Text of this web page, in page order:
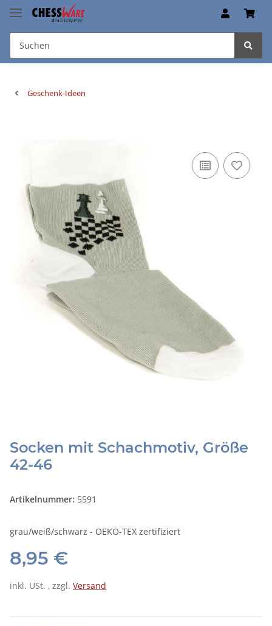
Geschenk-Ideen
Socken mit Schachmotiv, Größe
42-46
Artikelnummer: 5591
grau/weiß/schwarz - OEKO-TEX zertifiziert
8,95 €
inkl. USt. , zzgl. Versand